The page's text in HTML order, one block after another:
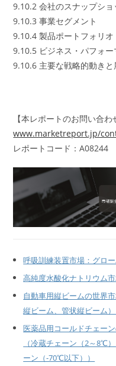
9.10.2 会社のスナップショ
9.10.3 事業セグメント
9.10.4 製品ポートフォリオ
9.10.5 ビジネス・パフォー
9.10.6 主要な戦略的動きと
【本レポートのお問い合わ
www.marketreport.jp/
レポートコード：A08244
呼吸訓練装置市場：グロ
高純度水酸化ナトリウム
自動車用縦ビームの世界
縦ビーム、管状縦ビーム
医薬品用コールドチェー
（冷蔵チェーン（2～8℃
ーン（-70℃以下））